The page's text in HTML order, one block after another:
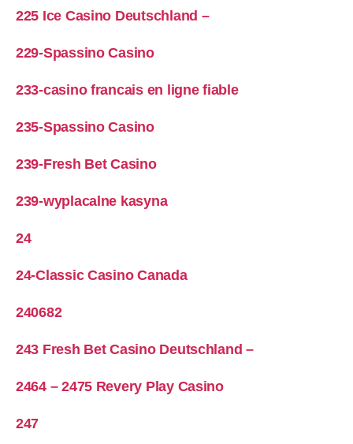
225 Ice Casino Deutschland –
229-Spassino Casino
233-casino francais en ligne fiable
235-Spassino Casino
239-Fresh Bet Casino
239-wyplacalne kasyna
24
24-Classic Casino Canada
240682
243 Fresh Bet Casino Deutschland –
2464 – 2475 Revery Play Casino
247